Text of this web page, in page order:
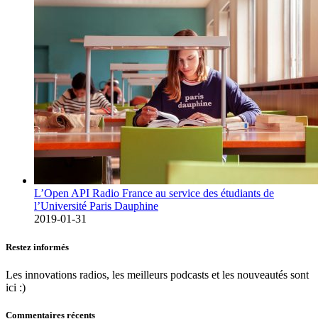
L’Open API Radio France au service des étudiants de
l’Université Paris Dauphine
2019-01-31
Restez informés
Les innovations radios, les meilleurs podcasts et les nouveautés sont
ici :)
Commentaires récents